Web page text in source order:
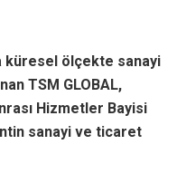
küresel ölçekte sanayi
TSM GLOBAL,
Hizmetler Bayisi
sanayi ve ticaret